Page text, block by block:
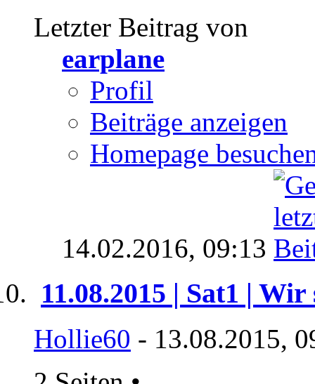
Letzter Beitrag von
earplane
Profil
Beiträge anzeigen
Homepage
14.02.2016, 09:13
11.08.2015 | Sat1 |
Hollie60 - 13.08.2015,